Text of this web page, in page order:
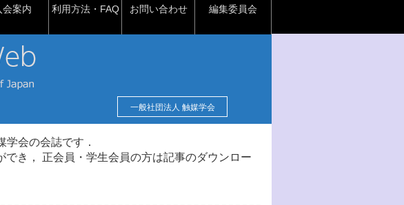
会案内 利用方法・FAQ お問い合わせ 編集委員会
一般社団法人 触媒学会
学会の会誌です．
き， 正会員・学生会員の方は記事のダウンロー